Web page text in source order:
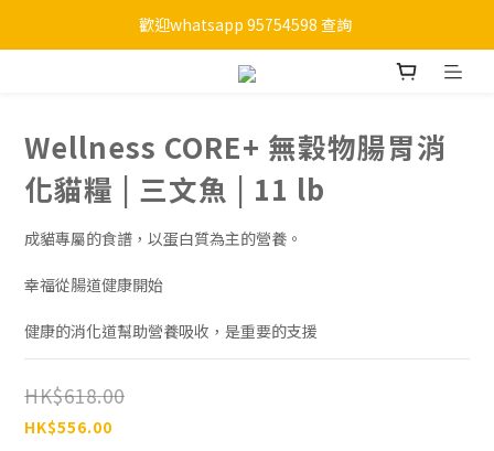
購物滿HKD 450 免運費
歡迎whatsapp 95754598 查詢
購物滿HKD 450 免運費
Wellness CORE+ 無穀物腸胃消
化貓糧 | 三文魚 | 11 lb
成貓專屬的食譜，以蛋白質為主的營養。
幸福從腸道健康開始
健康的消化道幫助營養吸收，是重要的支援
HK$618.00
HK$556.00